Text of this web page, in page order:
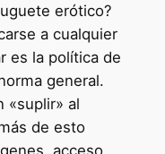
erótico?
a cualquier
es la política de
general.
«suplir» al
de esto